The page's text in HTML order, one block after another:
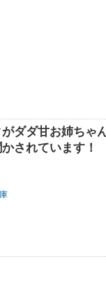
ダダ甘お姉ちゃ
されています！